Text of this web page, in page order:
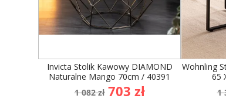
Invicta Stolik Kawowy DIAMOND
Naturalne Mango 70cm / 40391
Cena
podstawowa
1 082 zł Cena
703 zł
Wohnling
65
1